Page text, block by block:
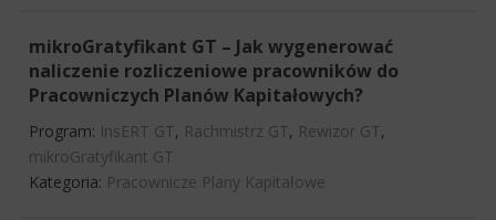
mikroGratyfikant GT – Jak wygenerować
naliczenie rozliczeniowe pracowników do
Pracowniczych Planów Kapitałowych?
Program: InsERT GT, Rachmistrz GT, Rewizor GT,
mikroGratyfikant GT
Kategoria: Pracownicze Plany Kapitałowe